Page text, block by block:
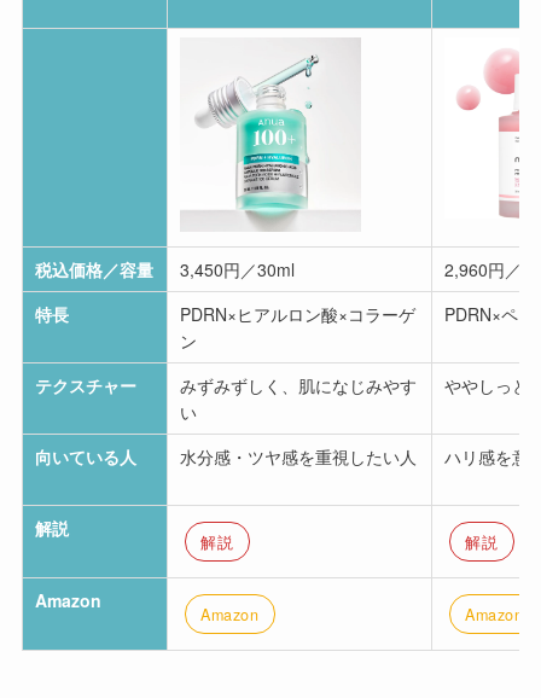
税込価格／容量 3,450円／30ml
2,960円／
特長
PDRN×ヒアルロン酸×コラーゲ
ン
PDRN×ペ
テクスチャー
みずみずしく、肌になじみやす
い
ややしっと
向いている人 水分感・ツヤ感を重視したい人 ハリ感を意
解説
解説 解説
Amazon
Amazon Amazon